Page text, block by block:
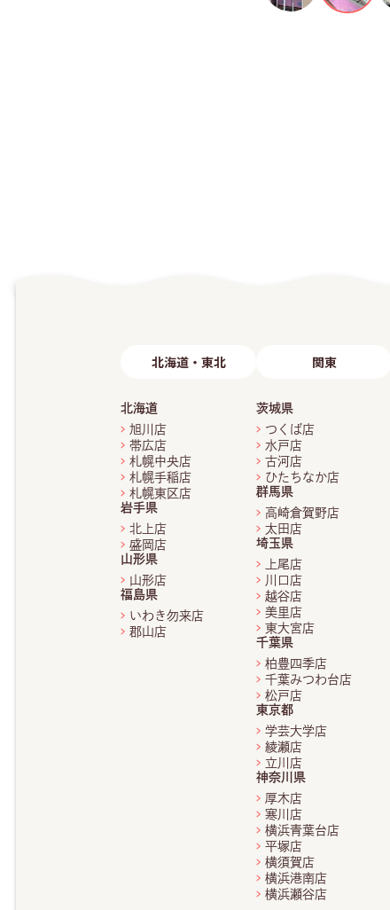
北海道・東北
北海道
旭川店
帯広店
札幌中央店
札幌手稲店
札幌東区店
岩手県
北上店
盛岡店
山形県
山形店
福島県
いわき勿来店
郡山店
関東
茨城県
つくば店
水戸店
古河店
ひたちなか店
群馬県
高崎倉賀野店
太田店
埼玉県
上尾店
川口店
越谷店
美里店
東大宮店
千葉県
柏豊四季店
千葉みつわ台店
松戸店
東京都
学芸大学店
綾瀬店
立川店
神奈川県
厚木店
寒川店
横浜青葉台店
平塚店
横須賀店
横浜港南店
横浜瀬谷店